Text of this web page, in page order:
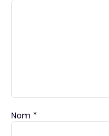
Nom *